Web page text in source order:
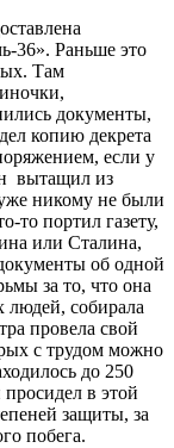
36». Раньше это
Там
документы,
копию декрета
если у
вытащил из
никому не были
то портил газету,
или Сталина,
об одной
за то, что она
людей, собирала
провела свой
с трудом можно
до 250
в этой
защиты, за
побега.